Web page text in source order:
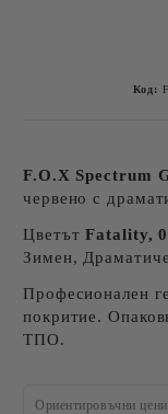
Код:
F.O.X Spectrum
червено с
ЦветътFatality,
Зимен,
Професионален
покритие.
ТПО.
Ориентировъчни цени